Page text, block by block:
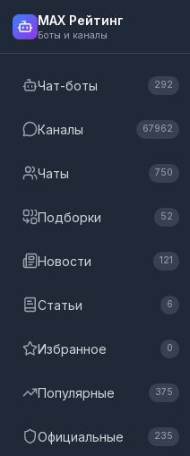
MAX Рейтинг
Боты и каналы
Чат-боты 292
Каналы 67962
Чаты 750
Подборки 52
Новости 121
Статьи 6
Избранное 0
Популярные 375
Официальные 235